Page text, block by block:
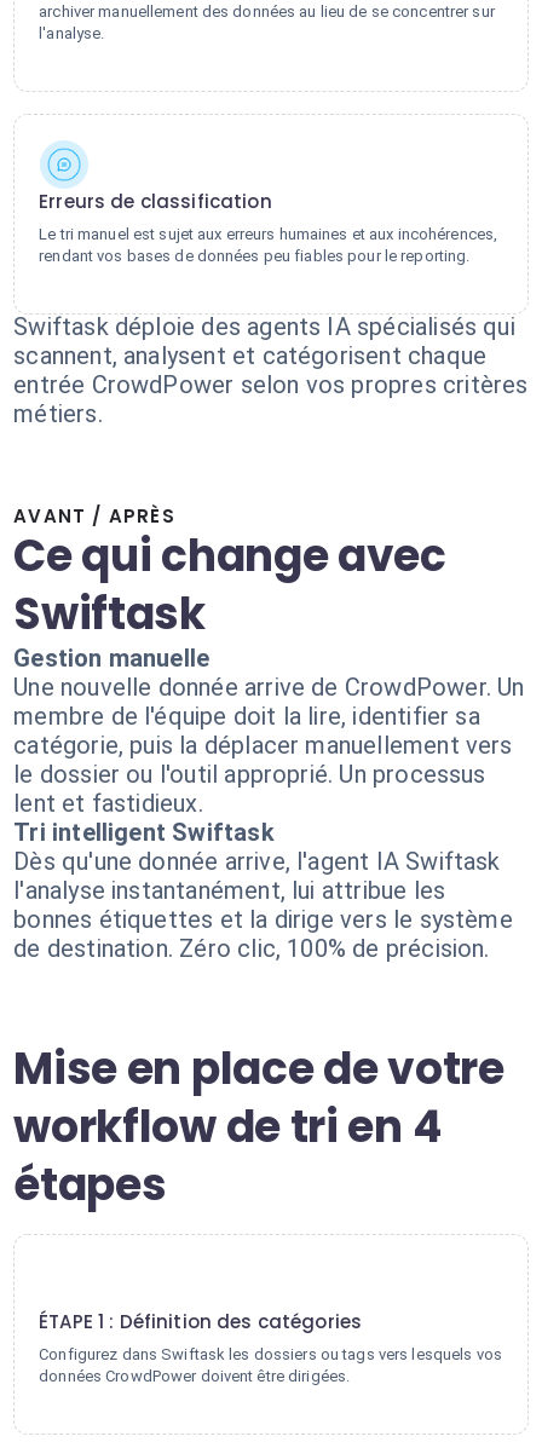
archiver manuellement des données au lieu de se concentrer sur
l'analyse.
Erreurs de classification
Le tri manuel est sujet aux erreurs humaines et aux incohérences,
rendant vos bases de données peu fiables pour le reporting.
Swiftask déploie des agents IA spécialisés qui
scannent, analysent et catégorisent chaque
entrée CrowdPower selon vos propres critères
métiers.
AVANT / APRÈS
Ce qui change avec
Swiftask
Gestion manuelle
Une nouvelle donnée arrive de CrowdPower. Un
membre de l'équipe doit la lire, identifier sa
catégorie, puis la déplacer manuellement vers
le dossier ou l'outil approprié. Un processus
lent et fastidieux.
Tri intelligent Swiftask
Dès qu'une donnée arrive, l'agent IA Swiftask
l'analyse instantanément, lui attribue les
bonnes étiquettes et la dirige vers le système
de destination. Zéro clic, 100% de précision.
Mise en place de votre
workflow de tri en 4
étapes
ÉTAPE 1 : Définition des catégories
Configurez dans Swiftask les dossiers ou tags vers lesquels vos
données CrowdPower doivent être dirigées.